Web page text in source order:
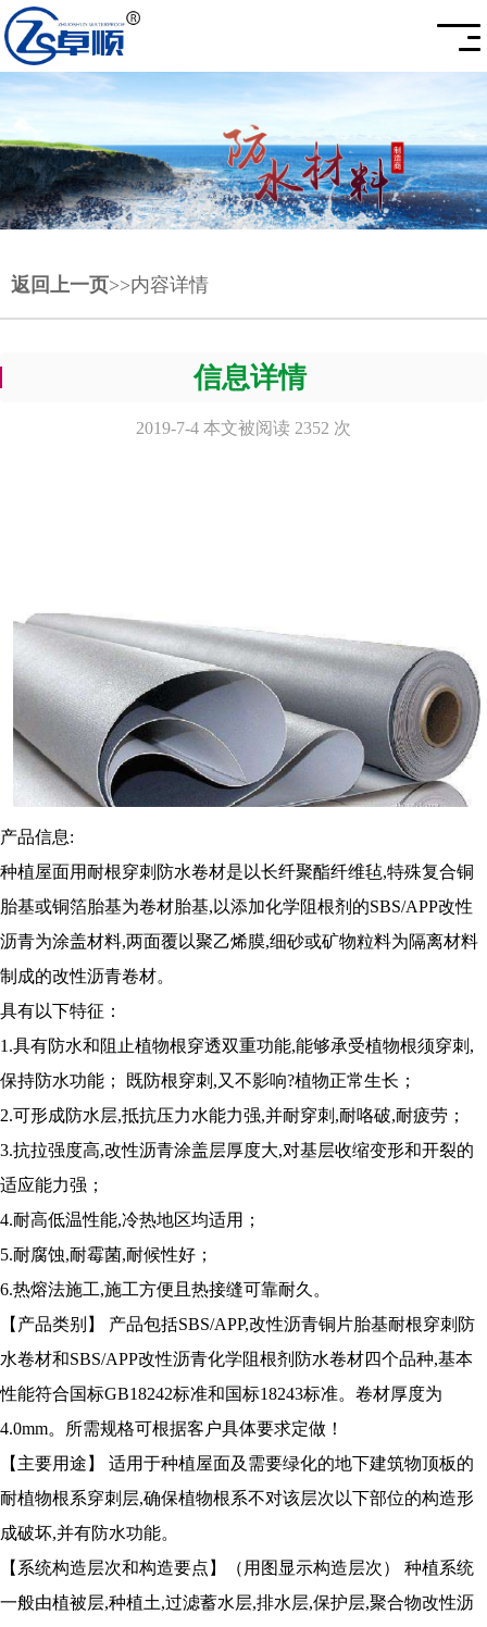
返回上一页>>内容详情
信息详情
2019-7-4 本文被阅读 2352 次
产品信息:
种植屋面用耐根穿刺防水卷材是以长纤聚酯纤维毡,特殊复合铜
胎基或铜箔胎基为卷材胎基,以添加化学阻根剂的SBS/APP改性
沥青为涂盖材料,两面覆以聚乙烯膜,细砂或矿物粒料为隔离材料
制成的改性沥青卷材。
具有以下特征：
1.具有防水和阻止植物根穿透双重功能,能够承受植物根须穿刺,
保持防水功能； 既防根穿刺,又不影响?植物正常生长；
2.可形成防水层,抵抗压力水能力强,并耐穿刺,耐咯破,耐疲劳；
3.抗拉强度高,改性沥青涂盖层厚度大,对基层收缩变形和开裂的
适应能力强；
4.耐高低温性能,冷热地区均适用；
5.耐腐蚀,耐霉菌,耐候性好；
6.热熔法施工,施工方便且热接缝可靠耐久。
【产品类别】 产品包括SBS/APP,改性沥青铜片胎基耐根穿刺防
水卷材和SBS/APP改性沥青化学阻根剂防水卷材四个品种,基本
性能符合国标GB18242标准和国标18243标准。卷材厚度为
4.0mm。所需规格可根据客户具体要求定做！
【主要用途】 适用于种植屋面及需要绿化的地下建筑物顶板的
耐植物根系穿刺层,确保植物根系不对该层次以下部位的构造形
成破坏,并有防水功能。
【系统构造层次和构造要点】（用图显示构造层次） 种植系统
一般由植被层,种植土,过滤蓄水层,排水层,保护层,聚合物改性沥